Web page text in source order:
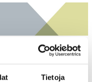
Tietoja